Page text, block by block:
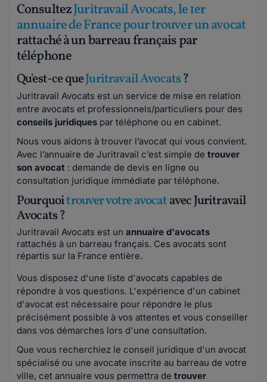
ConsultezJuritravail Avocats, le 1er
annuaire de France pour trouver un avocat
rattaché à un barreau français par
téléphone
Qu'est-ce queJuritravail Avocats?
Juritravail Avocats est un service de mise en relation
entre avocats et professionnels/particuliers pour des
conseils juridiques par téléphone ou en cabinet.
Nous vous aidons à trouver l’avocat qui vous convient.
Avec l’annuaire de Juritravail c’est simple de trouver
son avocat : demande de devis en ligne ou
consultation juridique immédiate par téléphone.
Pourquoitrouver votre avocatavec Juritravail
Avocats ?
Juritravail Avocats est un annuaire d'avocats
rattachés à un barreau français. Ces avocats sont
répartis sur la France entière.
Vous disposez d'une liste d'avocats capables de
répondre à vos questions. L'expérience d'un cabinet
d'avocat est nécessaire pour répondre le plus
précisément possible à vos attentes et vous conseiller
dans vos démarches lors d'une consultation.
Que vous recherchiez le conseil juridique d'un avocat
spécialisé ou une avocate inscrite au barreau de votre
ville, cet annuaire vous permettra de trouver